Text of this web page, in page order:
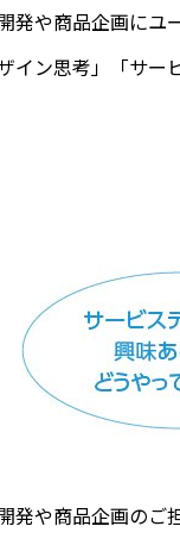
発や商品企画にユ
ザイン思考」「サ
発や商品企画のご